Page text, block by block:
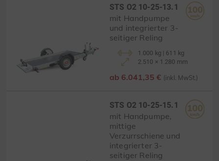
STS O2 10-25-13.1
mit Handpumpe
und integrierter 3-
seitiger Reling
1.000 kg | 611 kg
2.510 × 1.280 mm
ab 6.041,35 € (inkl. MwSt.)
STS O2 10-25-15.1
mit Handpumpe,
mittige
Verzurrschiene und
integrierter 3-
seitiger Reling